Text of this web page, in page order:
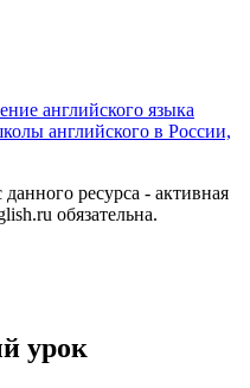
английского языка
английского в России,
ресурса - активная
обязательна.
урок